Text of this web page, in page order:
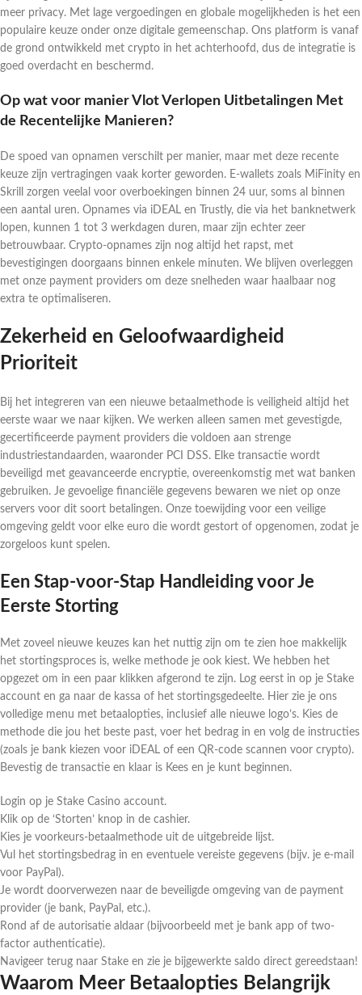
meer privacy. Met lage vergoedingen en globale mogelijkheden is het een
populaire keuze onder onze digitale gemeenschap. Ons platform is vanaf
de grond ontwikkeld met crypto in het achterhoofd, dus de integratie is
goed overdacht en beschermd.
Op wat voor manier Vlot Verlopen Uitbetalingen Met
de Recentelijke Manieren?
De spoed van opnamen verschilt per manier, maar met deze recente
keuze zijn vertragingen vaak korter geworden. E-wallets zoals MiFinity en
Skrill zorgen veelal voor overboekingen binnen 24 uur, soms al binnen
een aantal uren. Opnames via iDEAL en Trustly, die via het banknetwerk
lopen, kunnen 1 tot 3 werkdagen duren, maar zijn echter zeer
betrouwbaar. Crypto-opnames zijn nog altijd het rapst, met
bevestigingen doorgaans binnen enkele minuten. We blijven overleggen
met onze payment providers om deze snelheden waar haalbaar nog
extra te optimaliseren.
Zekerheid en Geloofwaardigheid
Prioriteit
Bij het integreren van een nieuwe betaalmethode is veiligheid altijd het
eerste waar we naar kijken. We werken alleen samen met gevestigde,
gecertificeerde payment providers die voldoen aan strenge
industriestandaarden, waaronder PCI DSS. Elke transactie wordt
beveiligd met geavanceerde encryptie, overeenkomstig met wat banken
gebruiken. Je gevoelige financiële gegevens bewaren we niet op onze
servers voor dit soort betalingen. Onze toewijding voor een veilige
omgeving geldt voor elke euro die wordt gestort of opgenomen, zodat je
zorgeloos kunt spelen.
Een Stap-voor-Stap Handleiding voor Je
Eerste Storting
Met zoveel nieuwe keuzes kan het nuttig zijn om te zien hoe makkelijk
het stortingsproces is, welke methode je ook kiest. We hebben het
opgezet om in een paar klikken afgerond te zijn. Log eerst in op je Stake
account en ga naar de kassa of het stortingsgedeelte. Hier zie je ons
volledige menu met betaalopties, inclusief alle nieuwe logo’s. Kies de
methode die jou het beste past, voer het bedrag in en volg de instructies
(zoals je bank kiezen voor iDEAL of een QR-code scannen voor crypto).
Bevestig de transactie en klaar is Kees en je kunt beginnen.
Login op je Stake Casino account.
Klik op de ‘Storten’ knop in de cashier.
Kies je voorkeurs-betaalmethode uit de uitgebreide lijst.
Vul het stortingsbedrag in en eventuele vereiste gegevens (bijv. je e-mail
voor PayPal).
Je wordt doorverwezen naar de beveiligde omgeving van de payment
provider (je bank, PayPal, etc.).
Rond af de autorisatie aldaar (bijvoorbeeld met je bank app of two-
factor authenticatie).
Navigeer terug naar Stake en zie je bijgewerkte saldo direct gereedstaan!
Waarom Meer Betaalopties Belangrijk